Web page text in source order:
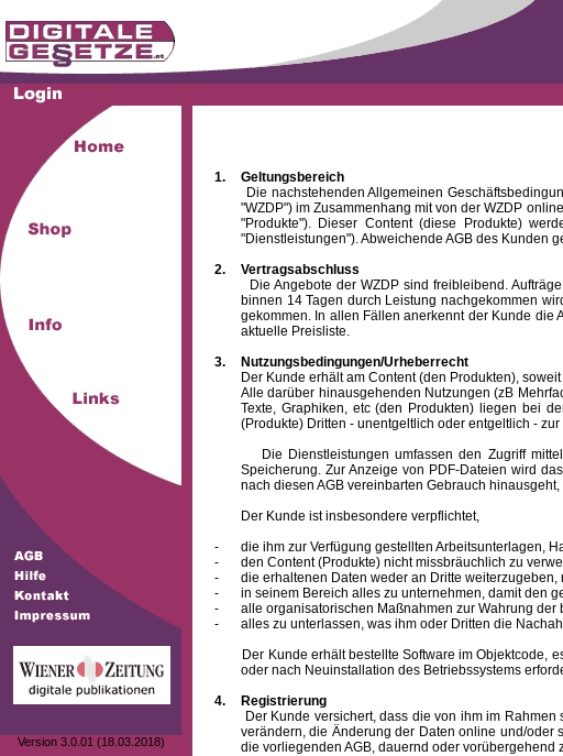
Version 3.0.01 (18.03.2018)
1.
Geltungsbereich
Die nachstehenden Allgemeinen
"WZDP") im Zusammenhang mit von der WZDP
"Produkte"). Dieser Content (diese Produkte)
"Dienstleistungen"). Abweichende AGB des Kunden
2.
Vertragsabschluss
Die Angebote der WZDP sind freibleibend. Aufträge
binnen 14 Tagen durch Leistung nachgekommen
gekommen. In allen Fällen anerkennt der Kunde die
aktuelle Preisliste.
3.
Nutzungsbedingungen/Urheberrecht
Der Kunde erhält am Content (den Produkten), soweit
Alle darüber hinausgehenden Nutzungen (zB
Texte, Graphiken, etc (den Produkten) liegen bei
(Produkte) Dritten - unentgeltlich oder entgeltlich -
Die Dienstleistungen umfassen den Zugriff mittels
Speicherung. Zur Anzeige von PDF-Dateien wird
nach diesen AGB vereinbarten Gebrauch hinausgeht,
Der Kunde ist insbesondere verpflichtet,
-
die ihm zur Verfügung gestellten Arbeitsunterlagen,
-
den Content (Produkte) nicht missbräuchlich zu
-
die erhaltenen Daten weder an Dritte
-
in seinem Bereich alles zu unternehmen, damit den
-
alle organisatorischen Maßnahmen zur Wahrung
-
alles zu unterlassen, was ihm oder Dritten die
Der Kunde erhält bestellte Software im Objektcode, es
oder nach Neuinstallation des Betriebssystems
4.
Registrierung
Der Kunde versichert, dass die von ihm im
verändern, die Änderung der Daten online und/oder
die vorliegenden AGB, dauernd oder vorübergehend